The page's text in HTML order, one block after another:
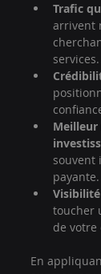
Trafic
arrivent
services.
souvent
payante.
toucher
de
En